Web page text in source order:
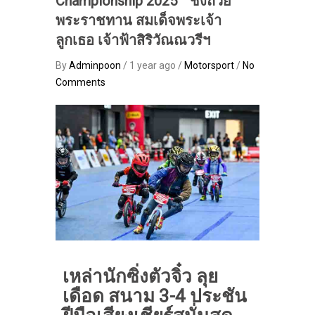
พระราชทาน สมเด็จพระเจ้า
ลูกเธอ เจ้าฟ้าสิริวัณณวรีฯ
ByAdminpoon / 1 year ago / Motorsport/ No
Comments
เหล่านักซิ่งตัวจิ๋ว ลุย
เดือด สนาม 3-4 ประชัน